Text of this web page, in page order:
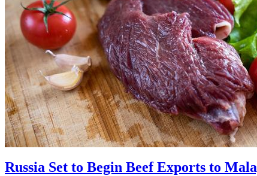
Russia Set to Begin Beef Exports to